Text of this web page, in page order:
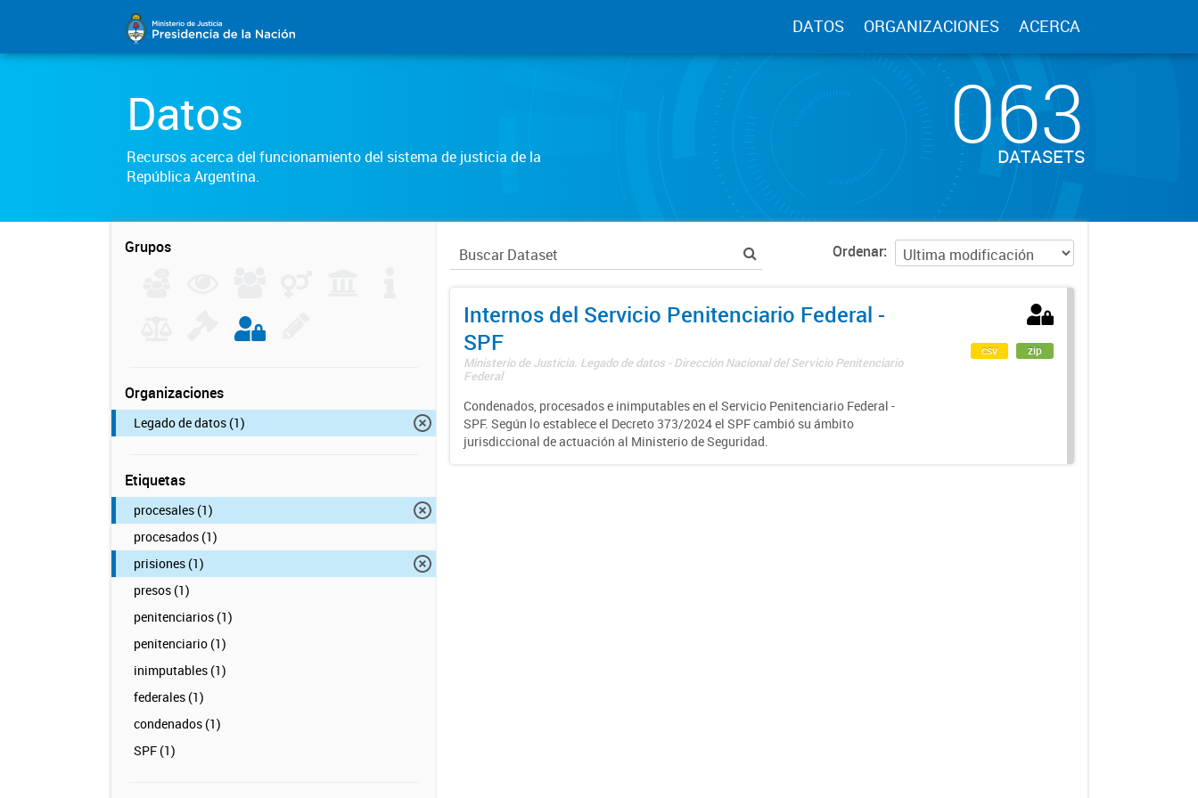
DATOS ORGANIZACIONES ACERCA
Datos
Recursos acerca del funcionamiento del sistema de justicia de la
República Argentina.
063
DATASETS
Grupos
Organizaciones
Legado de datos (1)
Etiquetas
procesales (1)
procesados (1)
prisiones (1)
presos (1)
penitenciarios (1)
penitenciario (1)
inimputables (1)
federales (1)
condenados (1)
SPF (1)
Ordenar
Internos del Servicio Penitenciario Federal -
SPF
Ministerio de Justicia. Legado de datos - Dirección Nacional del Servicio Penitenciario
Federal
Condenados, procesados e inimputables en el Servicio Penitenciario Federal -
SPF. Según lo establece el Decreto 373/2024 el SPF cambió su ámbito
jurisdiccional de actuación al Ministerio de Seguridad.
csv zip